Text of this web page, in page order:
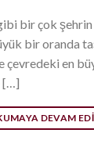
bir çok
bir oranda
çevredeki en
[…]
DEVAM